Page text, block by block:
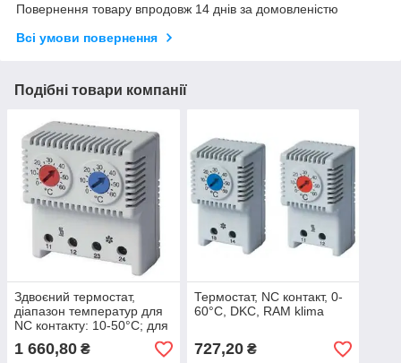
Повернення товару впродовж 14 днів за домовленістю
Всі умови повернення
Подібні товари компанії
Здвоєний термостат,
діапазон температур для
NC контакту: 10-50°C; для
NO: 20-80°C, DKC, RAM
klima
1 660,80 ₴
Термостат, NC контакт, 0-
60°C, DKC, RAM klima
727,20₴